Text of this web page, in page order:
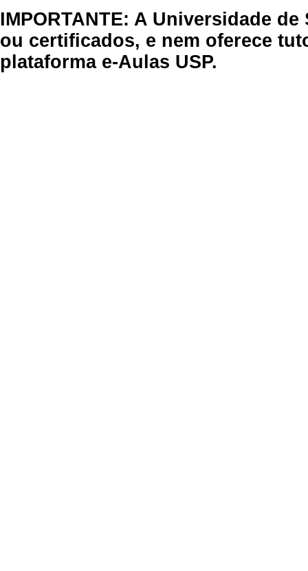
IMPORTANTE: A Universidade
ou certificados, e nem oferece
plataforma e-Aulas USP.